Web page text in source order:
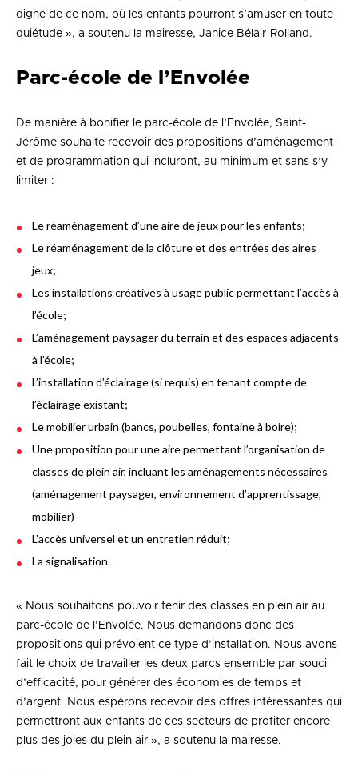
digne de ce nom, où les enfants pourront s’amuser en toute
quiétude », a soutenu la mairesse, Janice Bélair-Rolland.
Parc-école de l’Envolée
De manière à bonifier le parc-école de l’Envolée, Saint-
Jérôme souhaite recevoir des propositions d’aménagement
et de programmation qui incluront, au minimum et sans s’y
limiter :
Le réaménagement d’une aire de jeux pour les enfants;
Le réaménagement de la clôture et des entrées des aires
jeux;
Les installations créatives à usage public permettant l’accès à
l’école;
L’aménagement paysager du terrain et des espaces adjacents
à l’école;
L’installation d’éclairage (si requis) en tenant compte de
l’éclairage existant;
Le mobilier urbain (bancs, poubelles, fontaine à boire);
Une proposition pour une aire permettant l’organisation de
classes de plein air, incluant les aménagements nécessaires
(aménagement paysager, environnement d’apprentissage,
mobilier)
L’accès universel et un entretien réduit;
La signalisation.
« Nous souhaitons pouvoir tenir des classes en plein air au
parc-école de l’Envolée. Nous demandons donc des
propositions qui prévoient ce type d’installation. Nous avons
fait le choix de travailler les deux parcs ensemble par souci
d’efficacité, pour générer des économies de temps et
d’argent. Nous espérons recevoir des offres intéressantes qui
permettront aux enfants de ces secteurs de profiter encore
plus des joies du plein air », a soutenu la mairesse.